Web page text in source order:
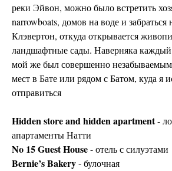
реки Эйвон, можно было встретить
narrowboats, домов на воде и
Клэвертон, откуда открывается
ландшафтные сады. Наверняка каждый
мой же был совершенно
мест в Бате или рядом с Батом, куда я
отправиться
Hidden store and hidden apartment-
апартаменты Натти
No 15 Guest House- отель с силуэтами
Bernie’s Bakery- булочная